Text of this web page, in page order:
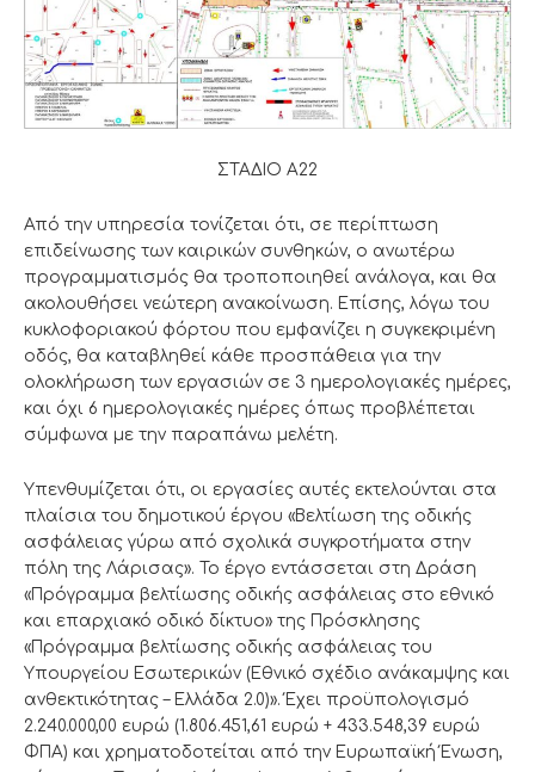
ΣΤΑΔΙΟ Α22
Από την υπηρεσία τονίζεται ότι, σε περίπτωση
επιδείνωσης των καιρικών συνθηκών, ο ανωτέρω
προγραμματισμός θα τροποποιηθεί ανάλογα, και θα
ακολουθήσει νεώτερη ανακοίνωση. Επίσης, λόγω του
κυκλοφοριακού φόρτου που εμφανίζει η συγκεκριμένη
οδός, θα καταβληθεί κάθε προσπάθεια για την
ολοκλήρωση των εργασιών σε 3 ημερολογιακές ημέρες,
και όχι 6 ημερολογιακές ημέρες όπως προβλέπεται
σύμφωνα με την παραπάνω μελέτη.
Υπενθυμίζεται ότι, οι εργασίες αυτές εκτελούνται στα
πλαίσια του δημοτικού έργου «Βελτίωση της οδικής
ασφάλειας γύρω από σχολικά συγκροτήματα στην
πόλη της Λάρισας». Το έργο εντάσσεται στη Δράση
«Πρόγραμμα βελτίωσης οδικής ασφάλειας στο εθνικό
και επαρχιακό οδικό δίκτυο» της Πρόσκλησης
«Πρόγραμμα βελτίωσης οδικής ασφάλειας του
Υπουργείου Εσωτερικών (Εθνικό σχέδιο ανάκαμψης και
ανθεκτικότητας – Ελλάδα 2.0)». Έχει προϋπολογισμό
2.240.000,00 ευρώ (1.806.451,61 ευρώ + 433.548,39 ευρώ
ΦΠΑ) και χρηματοδοτείται από την Ευρωπαϊκή Ένωση,